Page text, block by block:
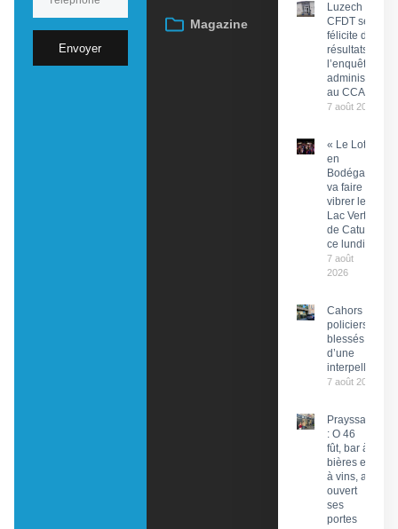
Envoyer
Magazine
Luzech : La
CFDT se
félicite des
résultats de
l’enquête
administrative
au CCAS
7 août 2026
« Le Lot
en
Bodéga »
va faire
vibrer le
Lac Vert
de Catus
ce lundi
7 août
2026
Cahors : Des
policiers
blessés lors
d’une
interpellation
7 août 2026
Prayssac
: O 46
fût, bar à
bières et
à vins, a
ouvert
ses
portes